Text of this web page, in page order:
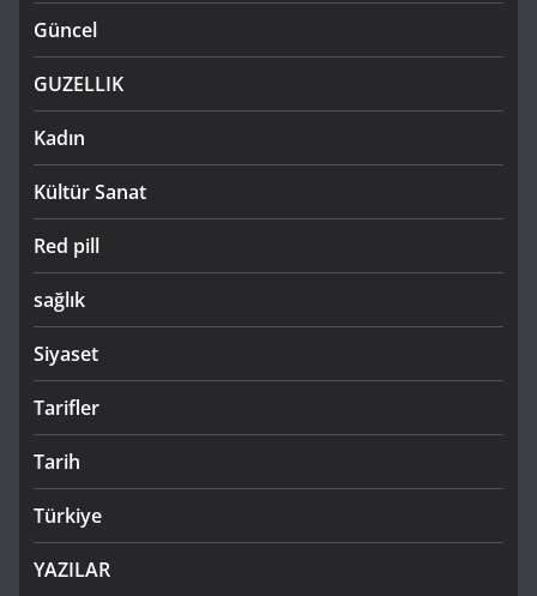
Güncel
GUZELLIK
Kadın
Kültür Sanat
Red pill
sağlık
Siyaset
Tarifler
Tarih
Türkiye
YAZILAR